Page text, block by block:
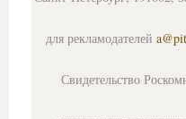
для рекламодателей
Свидетельство